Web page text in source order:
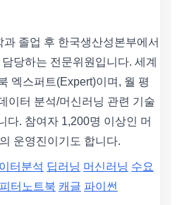
졸업 후 한국생산성본부에서
당하는 전문위원입니다. 세계
엑스퍼트(Expert)이며, 월 평
이터 분석/머신러닝 관련 기술
다. 참여자 1,200명 이상인 머
운영진이기도 합니다.
터분석 딥러닝 머신러닝 수요
터노트북 캐글 파이썬